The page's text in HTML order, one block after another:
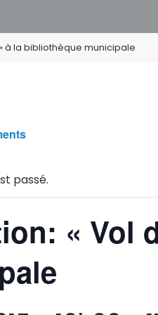
à la bibliothèque municipale
passé.
« Vol